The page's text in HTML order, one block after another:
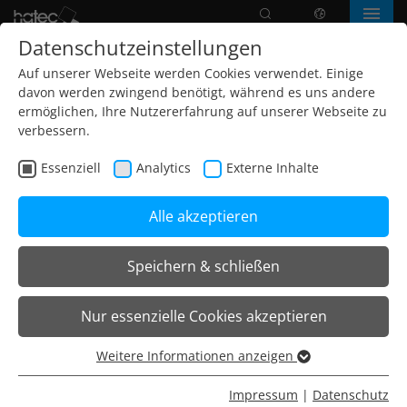
Sprache
Suche
Projekte
DB Tower | Frankfurt/Main
Schmidtploecker Planungsgesellschaft
Datenschutzeinstellungen
Auf unserer Webseite werden Cookies verwendet. Einige
davon werden zwingend benötigt, während es uns andere
ermöglichen, Ihre Nutzererfahrung auf unserer Webseite zu
verbessern.
Essenziell Analytics Externe Inhalte
Alle akzeptieren
Speichern & schließen
Nur essenzielle Cookies akzeptieren
Essenziell
Essenzielle Cookies werden für grundlegende Funktionen
Weitere Informationen anzeigen
Impressum | Datenschutz